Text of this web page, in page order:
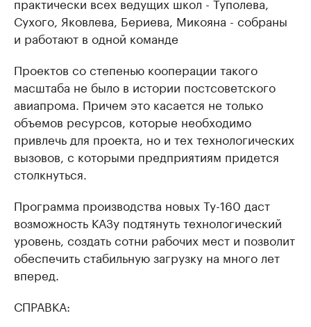
Сухого, Яковлева, Бериева, Микояна - собраны
и работают в одной команде
Проектов со степенью кооперации такого
масштаба не было в истории постсоветского
авиапрома. Причем это касается не только
объемов ресурсов, которые необходимо
привлечь для проекта, но и тех технологических
вызовов, с которыми предприятиям придется
столкнуться.
Программа производства новых Ту-160 даст
возможность КАЗу подтянуть технологический
уровень, создать сотни рабочих мест и позволит
обеспечить стабильную загрузку на много лет
вперед.
СПРАВКА: